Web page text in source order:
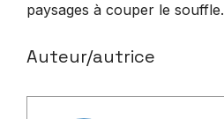
paysages à couper le souffle.
Auteur/autrice